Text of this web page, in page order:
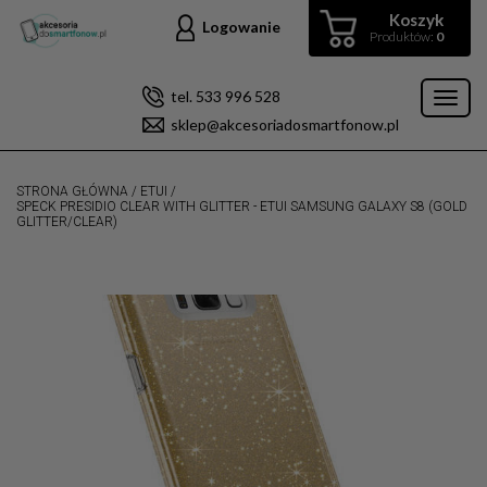
Koszyk
Produktów: 0
Logowanie
tel. 533 996 528
sklep@akcesoriadosmartfonow.pl
STRONA GŁÓWNA / ETUI /
SPECK PRESIDIO CLEAR WITH GLITTER - ETUI SAMSUNG GALAXY S8 (GOLD
GLITTER/CLEAR)